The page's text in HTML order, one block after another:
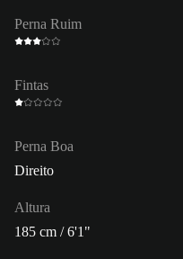
Perna Ruim
Fintas
Perna Boa
Direito
Altura
185 cm / 6'1"